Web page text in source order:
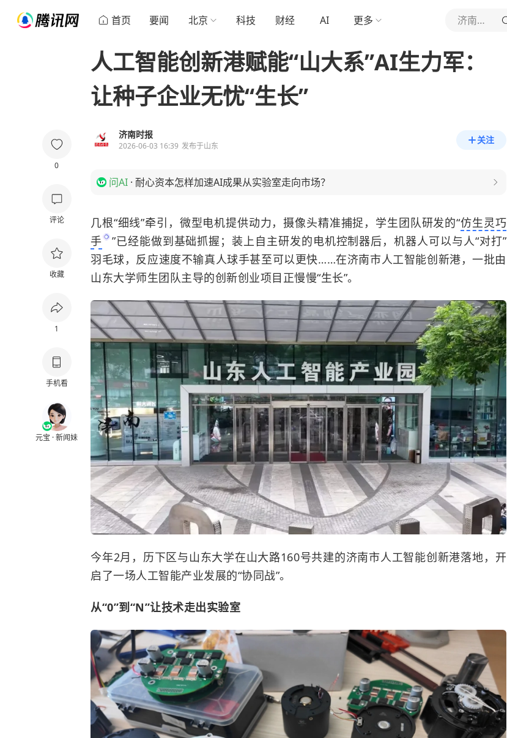
首页 要闻 北京 科技 财经 AI 更多 济南时报
0
评论
收藏
1
手机看
元宝 · 新闻妹
人工智能创新港赋能“山大系”AI生力军：
让种子企业无忧“生长”
济南时报
2026-06-03 16:39 发布于山东
关注
问AI · 耐心资本怎样加速AI成果从实验室走向市场？
几根“细线”牵引，微型电机提供动力，摄像头精准捕捉，学生团队研发的“仿生灵巧
手
”已经能做到基础抓握；装上自主研发的电机控制器后，机器人可以与人“对打”
羽毛球，反应速度不输真人球手甚至可以更快……在济南市人工智能创新港，一批由
山东大学师生团队主导的创新创业项目正慢慢“生长”。
今年2月，历下区与山东大学在山大路160号共建的济南市人工智能创新港落地，开
启了一场人工智能产业发展的“协同战”。
从“0”到“N”让技术走出实验室